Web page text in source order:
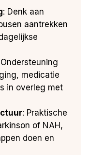
: Denk aan
aantrekken
medicatie
in overleg met
: Praktische
of NAH,
doen en